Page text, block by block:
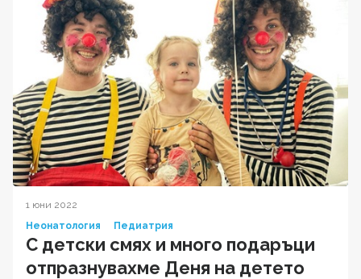
1 юни 2022
Неонатология
Педиатрия
С детски смях и много подаръци
отпразнувахме Деня на детето